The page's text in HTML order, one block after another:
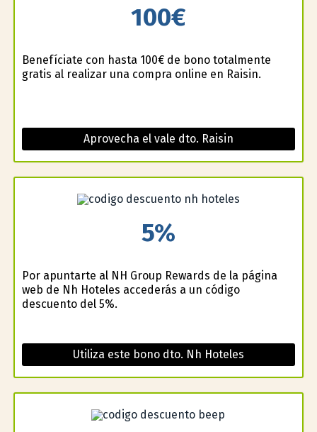
100€
Benefíciate con hasta 100€ de bono totalmente
gratis al realizar una compra online en Raisin.
Aprovecha el vale dto. Raisin
5%
Por apuntarte al NH Group Rewards de la página
web de Nh Hoteles accederás a un código
descuento del 5%.
Utiliza este bono dto. Nh Hoteles